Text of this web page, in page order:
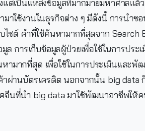
ต่เป็นแหล่งข้อมูลที่มากมายมหาศาลแล้
าใช้งานในธุรกิจต่าง ๆ มีดังนี้ การนำซ
ไซต์ คำที่ใช้ค้นหามากที่สุดจาก
ล การเก็บข้อมูลผู้ป่วยเพื่อใช้ในการปร
ามากที่สุด เพื่อใช้ในการประเมินและ
าผ่านบัตรเครดิต นอกจากนั้น big data
นที่นำ big data มาใช้พัฒนาอาชีพให้ค